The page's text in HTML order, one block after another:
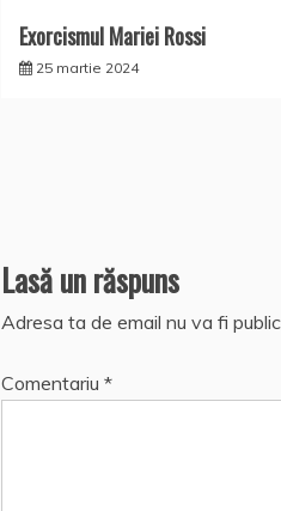
Exorcismul Mariei Rossi
25 martie 2024
Lasă un răspuns
Adresa ta de email nu va fi
Comentariu *